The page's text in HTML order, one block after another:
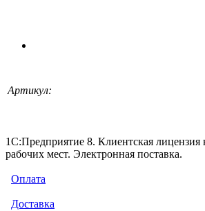
Артикул:
1С:Предприятие 8. Клиентская
рабочих мест. Электронная поставка.
Оплата
Доставка